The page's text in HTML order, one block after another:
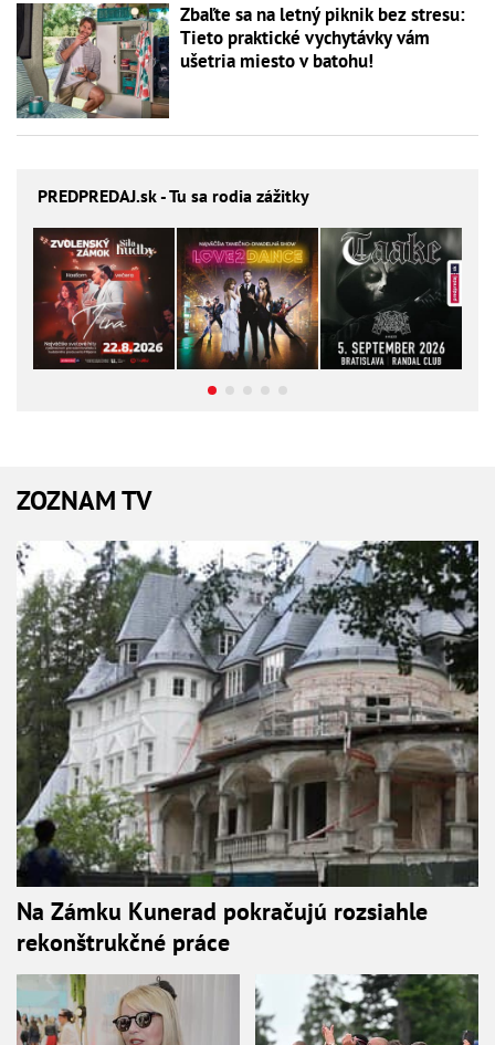
Zbaľte sa na letný piknik bez stresu:
Tieto praktické vychytávky vám
ušetria miesto v batohu!
PREDPREDAJ.sk - Tu sa rodia zážitky
ZOZNAM TV
Na Zámku Kunerad pokračujú rozsiahle
rekonštrukčné práce